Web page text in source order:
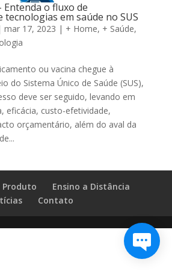
Entenda o fluxo de
tecnologias em saúde no SUS
mar 17, 2023 | + Home, + Saúde,
ou vacina chegue à
do Sistema Único de Saúde (SUS),
deve ser seguido, levando em
eficácia, custo-efetividade,
orçamentário, além do aval da
Produto
Ensino a Distância
Contato